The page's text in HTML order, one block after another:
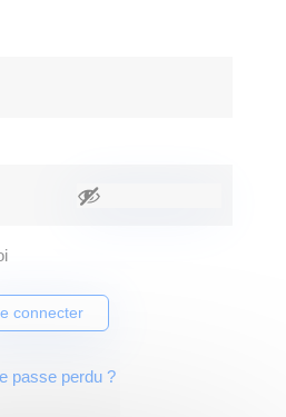
connecter
passe perdu ?